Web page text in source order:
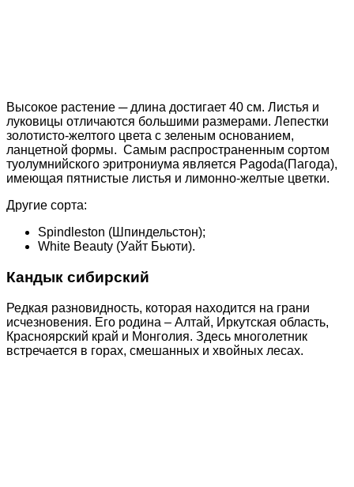
Высокое растение ─ длина достигает 40 см. Листья и
луковицы отличаются большими размерами. Лепестки
золотисто-желтого цвета с зеленым основанием,
ланцетной формы. Самым распространенным сортом
туолумнийского эритрониума является Pagoda(Пагода),
имеющая пятнистые листья и лимонно-желтые цветки.
Другие сорта:
Spindleston (Шпиндельстон);
White Beauty (Уайт Бьюти).
Кандык сибирский
Редкая разновидность, которая находится на грани
исчезновения. Его родина – Алтай, Иркутская область,
Красноярский край и Монголия. Здесь многолетник
встречается в горах, смешанных и хвойных лесах.